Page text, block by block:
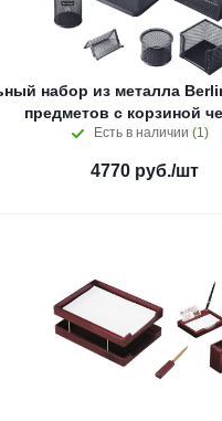
набор из металла
предметов с корзиной
Есть в наличии (1)
4770 руб./шт